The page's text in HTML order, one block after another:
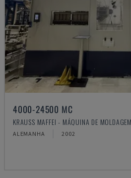
4000-24500 MC
KRAUSS MAFFEI - MÁQUINA DE
ALEMANHA 2002